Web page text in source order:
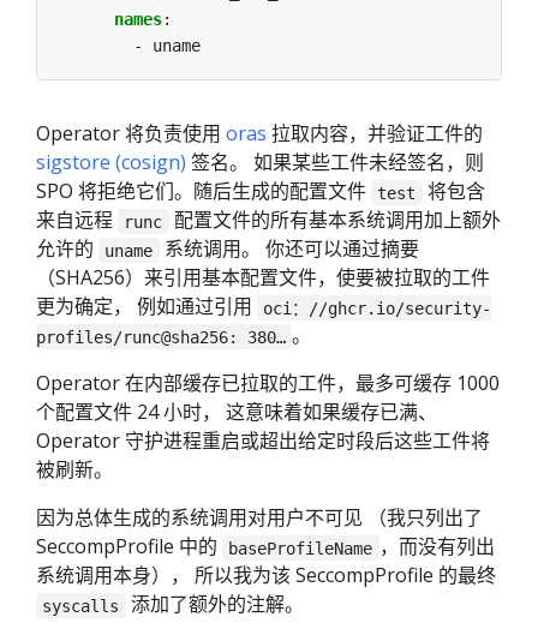
names:
- uname
Operator 将负责使用 oras 拉取内容，并验证工件的
sigstore (cosign) 签名。 如果某些工件未经签名，则
SPO 将拒绝它们。随后生成的配置文件 test
将包含
来自远程
runc
配置文件的所有基本系统调用加上额外
允许的
uname
系统调用。 你还可以通过摘要
（SHA256）来引用基本配置文件，使要被拉取的工件
更为确定， 例如通过引用
oci：//ghcr.io/security-
profiles/runc@sha256: 380… 。
Operator 在内部缓存已拉取的工件，最多可缓存 1000
个配置文件 24 小时， 这意味着如果缓存已满、
Operator 守护进程重启或超出给定时段后这些工件将
被刷新。
因为总体生成的系统调用对用户不可见 （我只列出了
SeccompProfile 中的
baseProfileName ，而没有列出
系统调用本身）， 所以我为该 SeccompProfile 的最终
syscalls
添加了额外的注解。